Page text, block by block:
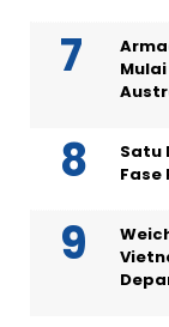
Satu
Fase